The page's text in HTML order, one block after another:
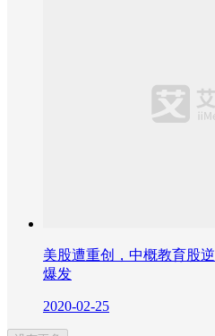
美股遭重创，中概教育股
爆发
2020-02-25